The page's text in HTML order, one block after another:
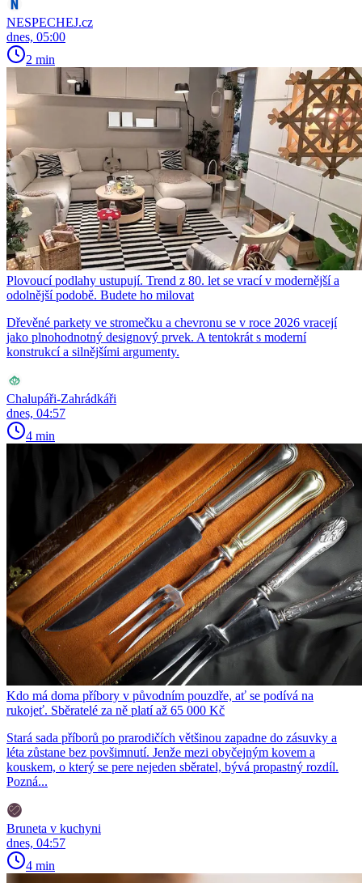
NESPECHEJ.cz
dnes, 05:00
2 min
Plovoucí podlahy ustupují. Trend z 80. let se vrací v modernější a
odolnější podobě. Budete ho milovat
Dřevěné parkety ve stromečku a chevronu se v roce 2026 vracejí
jako plnohodnotný designový prvek. A tentokrát s moderní
konstrukcí a silnějšími argumenty.
Chalupáři-Zahrádkáři
dnes, 04:57
4 min
Kdo má doma příbory v původním pouzdře, ať se podívá na
rukojeť. Sběratelé za ně platí až 65 000 Kč
Stará sada příborů po prarodičích většinou zapadne do zásuvky a
léta zůstane bez povšimnutí. Jenže mezi obyčejným kovem a
kouskem, o který se pere nejeden sběratel, bývá propastný rozdíl.
Pozná...
Bruneta v kuchyni
dnes, 04:57
4 min